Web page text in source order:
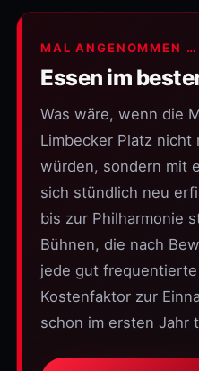
MAL ANGENOMMEN …
Essen im
Was wäre, wenn die
Limbecker Platz nicht
würden, sondern mit
sich stündlich neu
bis zur Philharmonie
Bühnen, die nach
jede gut
Kostenfaktor zur
schon im ersten Jahr